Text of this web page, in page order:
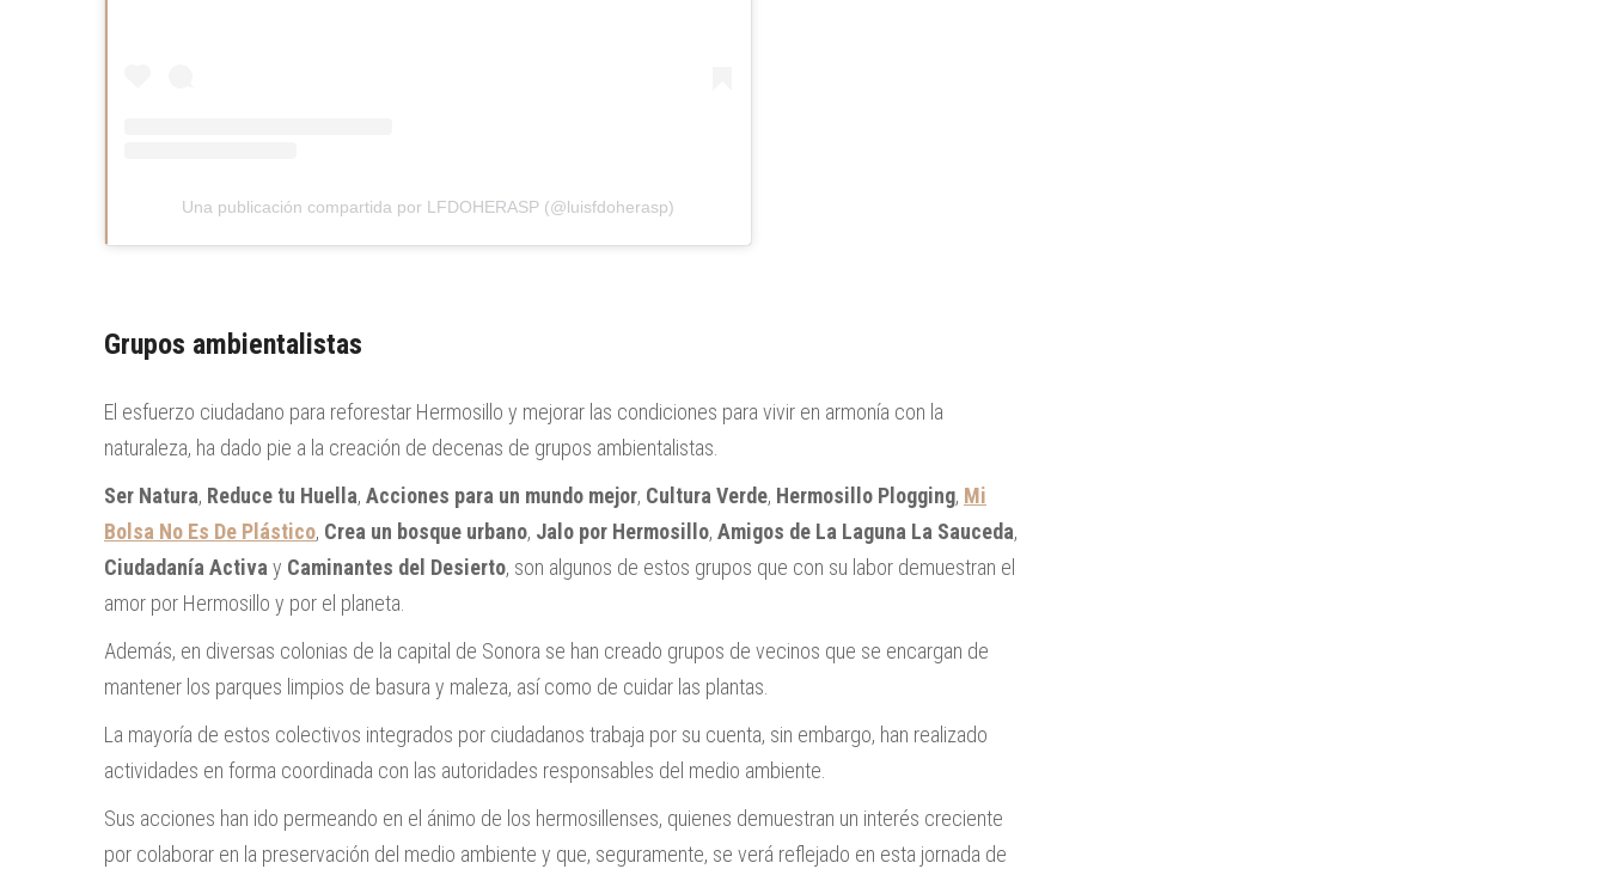
Una publicación compartida por LFDOHERASP (@luisfdoherasp)
Grupos ambientalistas
El esfuerzo ciudadano para reforestar Hermosillo y mejorar las condiciones para vivir en armonía con la
naturaleza, ha dado pie a la creación de decenas de grupos ambientalistas.
Ser Natura, Reduce tu Huella, Acciones para un mundo mejor, Cultura Verde, Hermosillo Plogging, Mi
Bolsa No Es De Plástico, Crea un bosque urbano, Jalo por Hermosillo, Amigos de La Laguna La Sauceda,
Ciudadanía Activa y Caminantes del Desierto, son algunos de estos grupos que con su labor demuestran el
amor por Hermosillo y por el planeta.
Además, en diversas colonias de la capital de Sonora se han creado grupos de vecinos que se encargan de
mantener los parques limpios de basura y maleza, así como de cuidar las plantas.
La mayoría de estos colectivos integrados por ciudadanos trabaja por su cuenta, sin embargo, han realizado
actividades en forma coordinada con las autoridades responsables del medio ambiente.
Sus acciones han ido permeando en el ánimo de los hermosillenses, quienes demuestran un interés creciente
por colaborar en la preservación del medio ambiente y que, seguramente, se verá reflejado en esta jornada de